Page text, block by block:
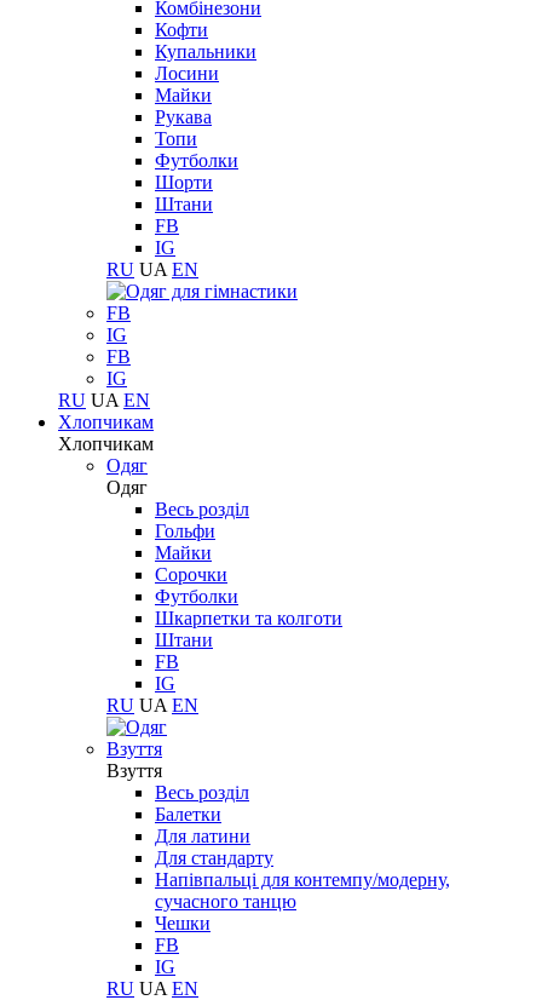
Комбінезони
Кофти
Купальники
Лосини
Майки
Рукава
Топи
Футболки
Шорти
Штани
FB
IG
RU UA EN
FB
IG
FB
IG
RU UA EN
Хлопчикам
Хлопчикам
Одяг
Одяг
Весь розділ
Гольфи
Майки
Сорочки
Футболки
Шкарпетки та колготи
Штани
FB
IG
RU UA EN
Взуття
Взуття
Весь розділ
Балетки
Для латини
Для стандарту
Напівпальці для контемпу/модерну,
сучасного танцю
Чешки
FB
IG
RU UA EN